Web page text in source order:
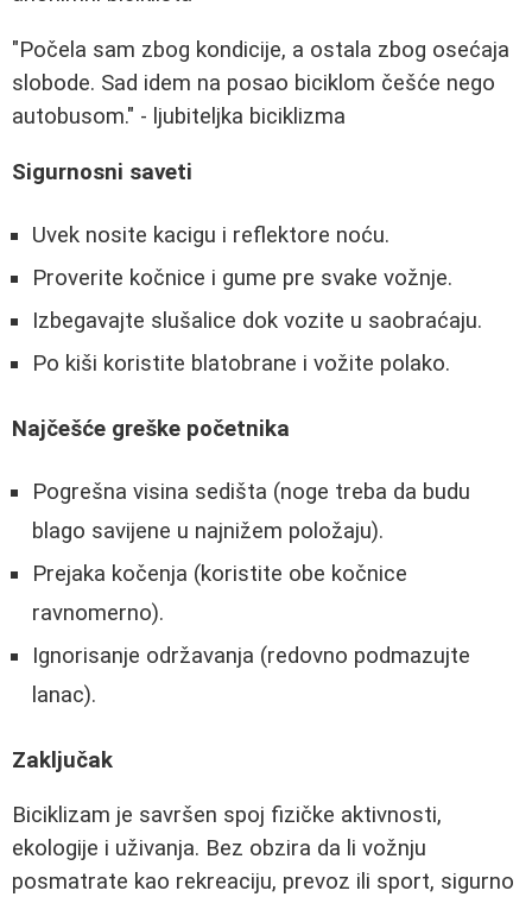
"Počela sam zbog kondicije, a ostala zbog osećaja
slobode. Sad idem na posao biciklom češće nego
autobusom." - ljubiteljka biciklizma
Sigurnosni saveti
Uvek nosite kacigu i reflektore noću.
Proverite kočnice i gume pre svake vožnje.
Izbegavajte slušalice dok vozite u saobraćaju.
Po kiši koristite blatobrane i vožite polako.
Najčešće greške početnika
Pogrešna visina sedišta (noge treba da budu
blago savijene u najnižem položaju).
Prejaka kočenja (koristite obe kočnice
ravnomerno).
Ignorisanje održavanja (redovno podmazujte
lanac).
Zaključak
Biciklizam je savršen spoj fizičke aktivnosti,
ekologije i uživanja. Bez obzira da li vožnju
posmatrate kao rekreaciju, prevoz ili sport, sigurno